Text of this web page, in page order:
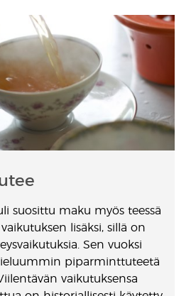
suosittu maku myös teessä
lisäksi, sillä on
Sen vuoksi
piparminttuteetä
vaikutuksensa